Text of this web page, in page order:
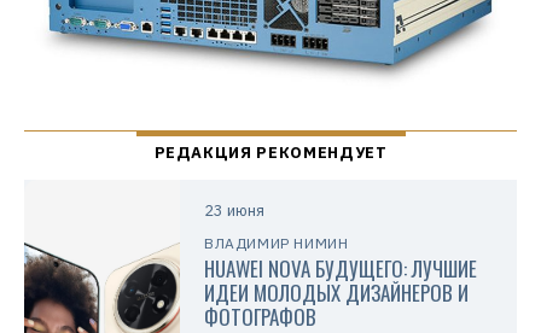
23 июня
ВЛАДИМИР НИМИН
HUAWEI NOVA БУДУЩЕГО: ЛУЧШИЕ
ИДЕИ МОЛОДЫХ ДИЗАЙНЕРОВ И
ФОТОГРАФОВ